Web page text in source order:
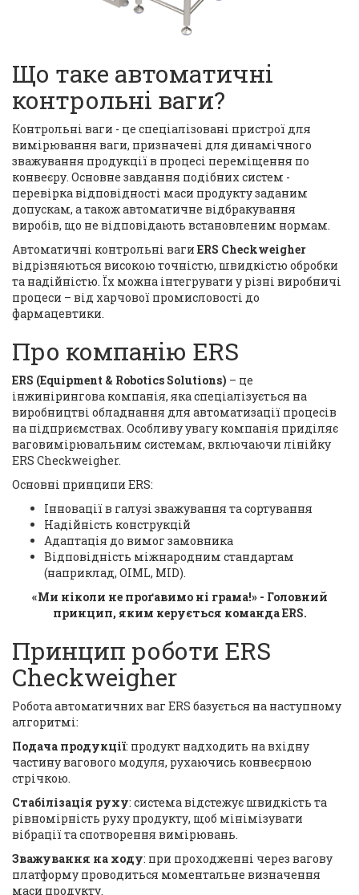
Що таке автоматичні
контрольні ваги?
Контрольні ваги - це спеціалізовані пристрої для
вимірювання ваги, призначені для динамічного
зважування продукції в процесі переміщення по
конвеєру. Основне завдання подібних систем -
перевірка відповідності маси продукту заданим
допускам, а також автоматичне відбракування
виробів, що не відповідають встановленим нормам.
Автоматичні контрольні ваги ERS Checkweigher
відрізняються високою точністю, швидкістю обробки
та надійністю. Їх можна інтегрувати у різні виробничі
процеси – від харчової промисловості до
фармацевтики.
Про компанію ERS
ERS (Equipment & Robotics Solutions) – це
інжинірингова компанія, яка спеціалізується на
виробництві обладнання для автоматизації процесів
на підприємствах. Особливу увагу компанія приділяє
ваговимірювальним системам, включаючи лінійку
ERS Checkweigher.
Основні принципи ERS:
Інновації в галузі зважування та сортування
Надійність конструкцій
Адаптація до вимог замовника
Відповідність міжнародним стандартам
(наприклад, OIML, MID).
«Ми ніколи не проґавимо ні грама!» - Головний
принцип, яким керується команда ERS.
Принцип роботи ERS
Checkweigher
Робота автоматичних ваг ERS базується на наступному
алгоритмі:
Подача продукції: продукт надходить на вхідну
частину вагового модуля, рухаючись конвеєрною
стрічкою.
Стабілізація руху: система відстежує швидкість та
рівномірність руху продукту, щоб мінімізувати
вібрації та спотворення вимірювань.
Зважування на ходу: при проходженні через вагову
платформу проводиться моментальне визначення
маси продукту.